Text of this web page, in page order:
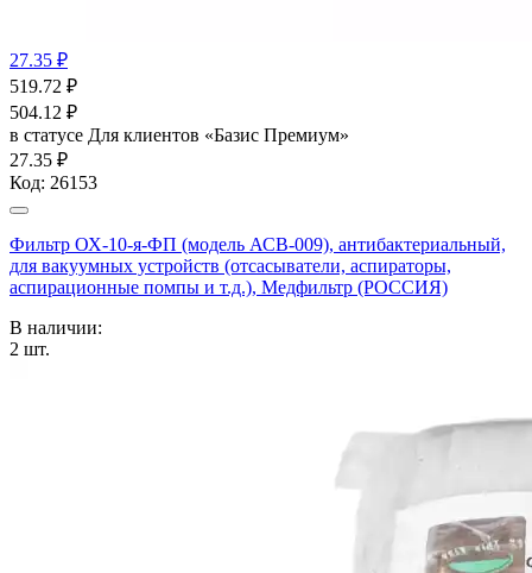
27.35 ₽
519.72 ₽
504.12 ₽
в статусе Для клиентов «Базис Премиум»
27.35 ₽
Код: 26153
Фильтр ОХ-10-я-ФП (модель АСВ-009), антибактериальный,
для вакуумных устройств (отсасыватели, аспираторы,
аспирационные помпы и т.д.), Медфильтр (РОССИЯ)
В наличии:
2 шт.